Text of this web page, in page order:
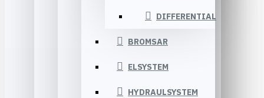
DIFFERENTIAL
BROMSAR
ELSYSTEM
HYDRAULSYSTEM